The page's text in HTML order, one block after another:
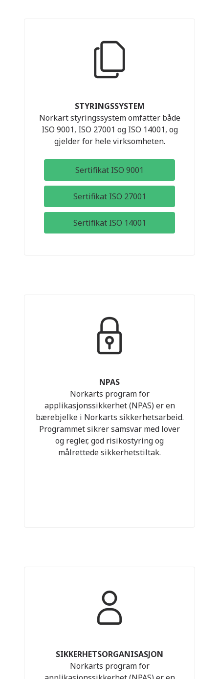
STYRINGSSYSTEM
Norkart styringssystem omfatter både
ISO 9001, ISO 27001 og ISO 14001, og
gjelder for hele virksomheten.
Sertifikat ISO 9001
Sertifikat ISO 27001
Sertifikat ISO 14001
NPAS
Norkarts program for
applikasjonssikkerhet (NPAS) er en
bærebjelke i Norkarts sikkerhetsarbeid.
Programmet sikrer samsvar med lover
og regler, god risikostyring og
målrettede sikkerhetstiltak.
SIKKERHETSORGANISASJON
Norkarts program for